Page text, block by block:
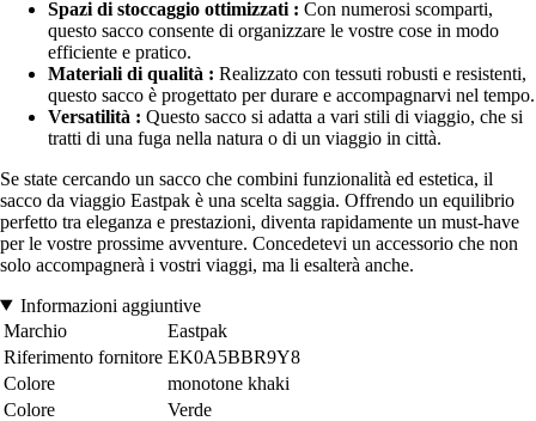
Spazi di stoccaggio ottimizzati : Con numerosi scomparti,
questo sacco consente di organizzare le vostre cose in modo
efficiente e pratico.
Materiali di qualità : Realizzato con tessuti robusti e resistenti,
questo sacco è progettato per durare e accompagnarvi nel tempo.
Versatilità : Questo sacco si adatta a vari stili di viaggio, che si
tratti di una fuga nella natura o di un viaggio in città.
Se state cercando un sacco che combini funzionalità ed estetica, il
sacco da viaggio Eastpak è una scelta saggia. Offrendo un equilibrio
perfetto tra eleganza e prestazioni, diventa rapidamente un must-have
per le vostre prossime avventure. Concedetevi un accessorio che non
solo accompagnerà i vostri viaggi, ma li esalterà anche.
Informazioni aggiuntive
Marchio
Eastpak
Riferimento fornitore EK0A5BBR9Y8
Colore
monotone khaki
Colore
Verde